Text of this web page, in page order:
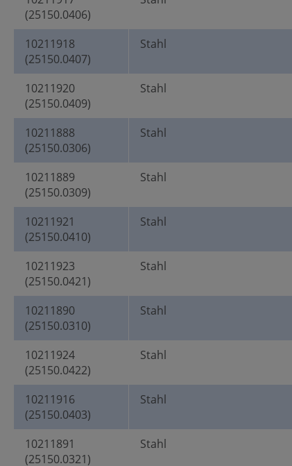
(25150.0406)
10211918
(25150.0407)
Stahl
10211920
(25150.0409)
Stahl
10211888
(25150.0306)
Stahl
10211889
(25150.0309)
Stahl
10211921
(25150.0410)
Stahl
10211923
(25150.0421)
Stahl
10211890
(25150.0310)
Stahl
10211924
(25150.0422)
Stahl
10211916
(25150.0403)
Stahl
10211891
(25150.0321)
Stahl